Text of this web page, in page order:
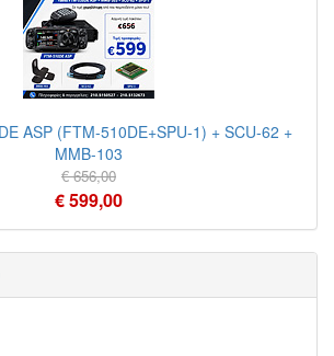
ASP (FTM-510DE+SPU-1) + SCU-62 +
MMB-103
€ 656,00
€ 599,00